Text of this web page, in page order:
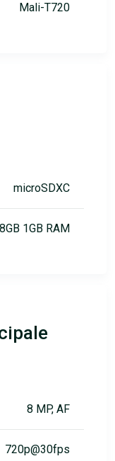
Mali-T720
microSDXC
8GB 1GB RAM
8 MP, AF
720p@30fps